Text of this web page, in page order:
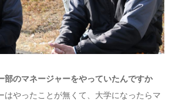
のマネージャーをやっていたんですか
はやったことが無くて、大学になったらマ